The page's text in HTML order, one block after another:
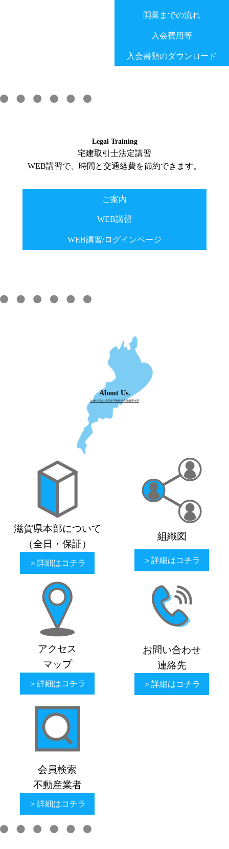
開業までの流れ
入会費用等
入会書類のダウンロード
Legal Training
宅建取引士法定講習
WEB講習で、時間と交通経費を節約できます。
ご案内
WEB講習
WEB講習/ログインページ
About Us.
公益社団法人全日本不動産協会/滋賀県本部
滋賀県本部について
（全日・保証）
＞詳細はコチラ
組織図
＞詳細はコチラ
アクセス
マップ
＞詳細はコチラ
お問い合わせ
連絡先
＞詳細はコチラ
会員検索
不動産業者
＞詳細はコチラ